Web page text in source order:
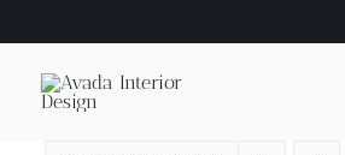
al